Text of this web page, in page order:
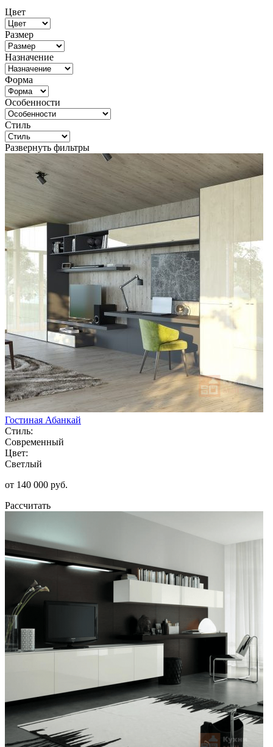
Цвет
Размер
Назначение
Форма
Особенности
Стиль
Развернуть фильтры
Гостиная Абанкай
Стиль:
Современный
Цвет:
Светлый
от 140 000 руб.
Рассчитать